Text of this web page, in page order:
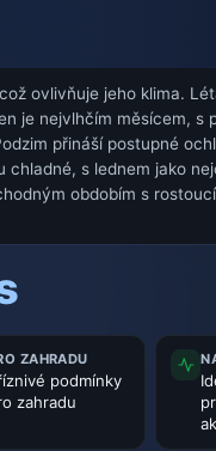
ovlivňuje jeho klima.
je nejvlhčím měsícem, s
přináší postupné
s lednem jako
obdobím s
ZAHRADU
podmínky
zahradu